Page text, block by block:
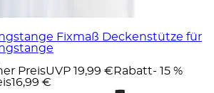
Fixmaß Deckenstütze für
PreisUVP 19,99 € Rabatt- 15 %
16,99 €